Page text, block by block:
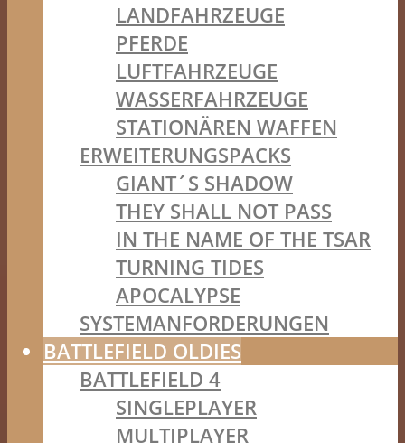
LANDFAHRZEUGE
PFERDE
LUFTFAHRZEUGE
WASSERFAHRZEUGE
STATIONÄREN WAFFEN
ERWEITERUNGSPACKS
GIANT´S SHADOW
THEY SHALL NOT PASS
IN THE NAME OF THE TSAR
TURNING TIDES
APOCALYPSE
SYSTEMANFORDERUNGEN
BATTLEFIELD OLDIES
BATTLEFIELD 4
SINGLEPLAYER
MULTIPLAYER